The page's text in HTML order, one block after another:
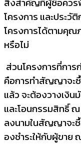
โครงการ และประวั
โครงการได้ตามคุณ
หรือไม่
ส่วนโครงการที่กา
คือการทำสัญญาจะซื้
แล้ว จะต้องวางเงิน
และโอนกรรมสิทธิ์
ลงนามในสัญญาจะซื้
องชำระให้กับผู้ขาย